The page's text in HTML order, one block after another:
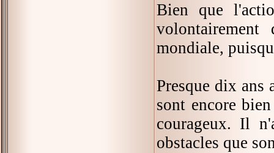
Bien que
volontairement
mondiale,
Presque dix ans
sont encore
courageux. Il
obstacles que